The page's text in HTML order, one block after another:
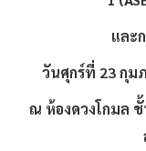
และ
วันศุกร์ที่ 23 กุม
ณ ห้องดวงโกมล